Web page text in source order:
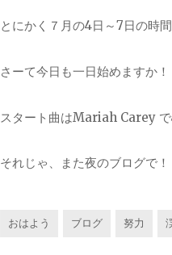
とにかく７月の4日～7日の時
さーて今日も一日始めますか！
スタート曲はMariah Carey で
それじゃ、また夜のブログで！
おはよう ブログ 努力